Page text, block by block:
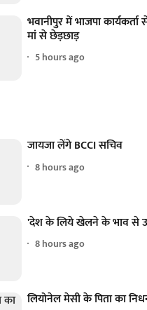
भवानीपुर में भाजपा
मां से छेड़छाड़
5 hours ago
जायजा लेंगे BCCI सचिव
8 hours ago
'देश के लिये खेलने के भाव से
8 hours ago
लियोनेल मेसी के पिता का